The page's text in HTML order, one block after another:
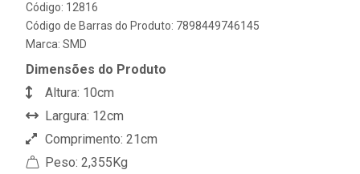
Código: 12816
Código de Barras do Produto: 7898449746145
Marca: SMD
Dimensões do Produto
Altura: 10cm
Largura: 12cm
Comprimento: 21cm
Peso: 2,355Kg